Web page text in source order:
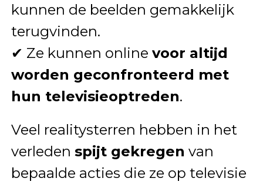
kunnen de beelden gemakkelijk
terugvinden.
✔ Ze kunnen online voor altijd
worden geconfronteerd met
hun televisieoptreden.
Veel realitysterren hebben in het
verleden spijt gekregen van
bepaalde acties die ze op televisie